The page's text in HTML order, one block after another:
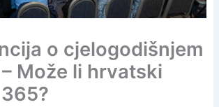
o cjelogodišnjem
Može li hrvatski